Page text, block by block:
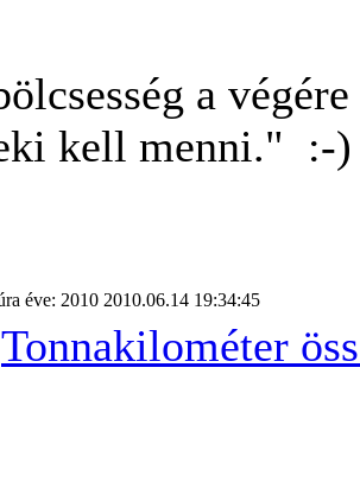
a
kell menni." :-)
éve: 2010 2010.06.14 19:34:45
Tonnakilométer